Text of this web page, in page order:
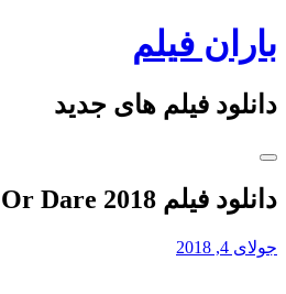
Skip
to
content
باران فیلم
دانلود فیلم های جدید
دانلود فیلم Truth Or Dare 2018
جولای 4, 2018